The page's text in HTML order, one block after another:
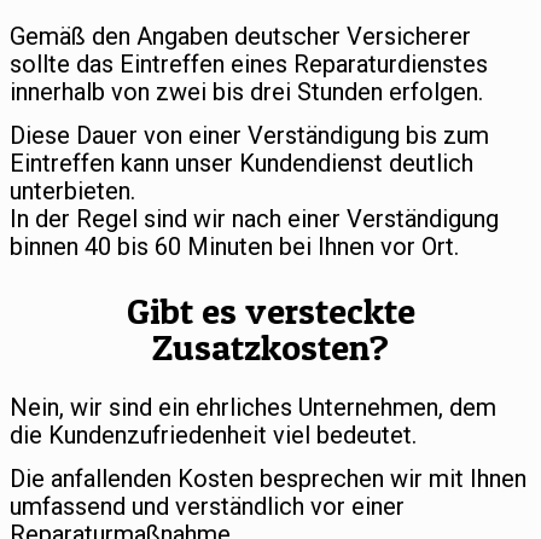
Gemäß den Angaben deutscher Versicherer
sollte das Eintreffen eines Reparaturdienstes
innerhalb von zwei bis drei Stunden erfolgen.
Diese Dauer von einer Verständigung bis zum
Eintreffen kann unser Kundendienst deutlich
unterbieten.
In der Regel sind wir nach einer Verständigung
binnen 40 bis 60 Minuten bei Ihnen vor Ort.
Gibt es versteckte
Zusatzkosten?
Nein, wir sind ein ehrliches Unternehmen, dem
die Kundenzufriedenheit viel bedeutet.
Die anfallenden Kosten besprechen wir mit Ihnen
umfassend und verständlich vor einer